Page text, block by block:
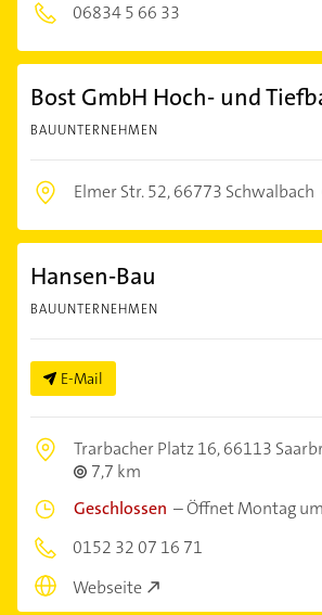
06834 5 66 33
Bost GmbH Hoch- und
BAUUNTERNEHMEN
Elmer Str. 52,66773 Schwalbach
Hansen-Bau
BAUUNTERNEHMEN
E-Mail
Trarbacher Platz 16,66113
7,7 km
Geschlossen –Öffnet Montag
0152 32 07 16 71
Webseite